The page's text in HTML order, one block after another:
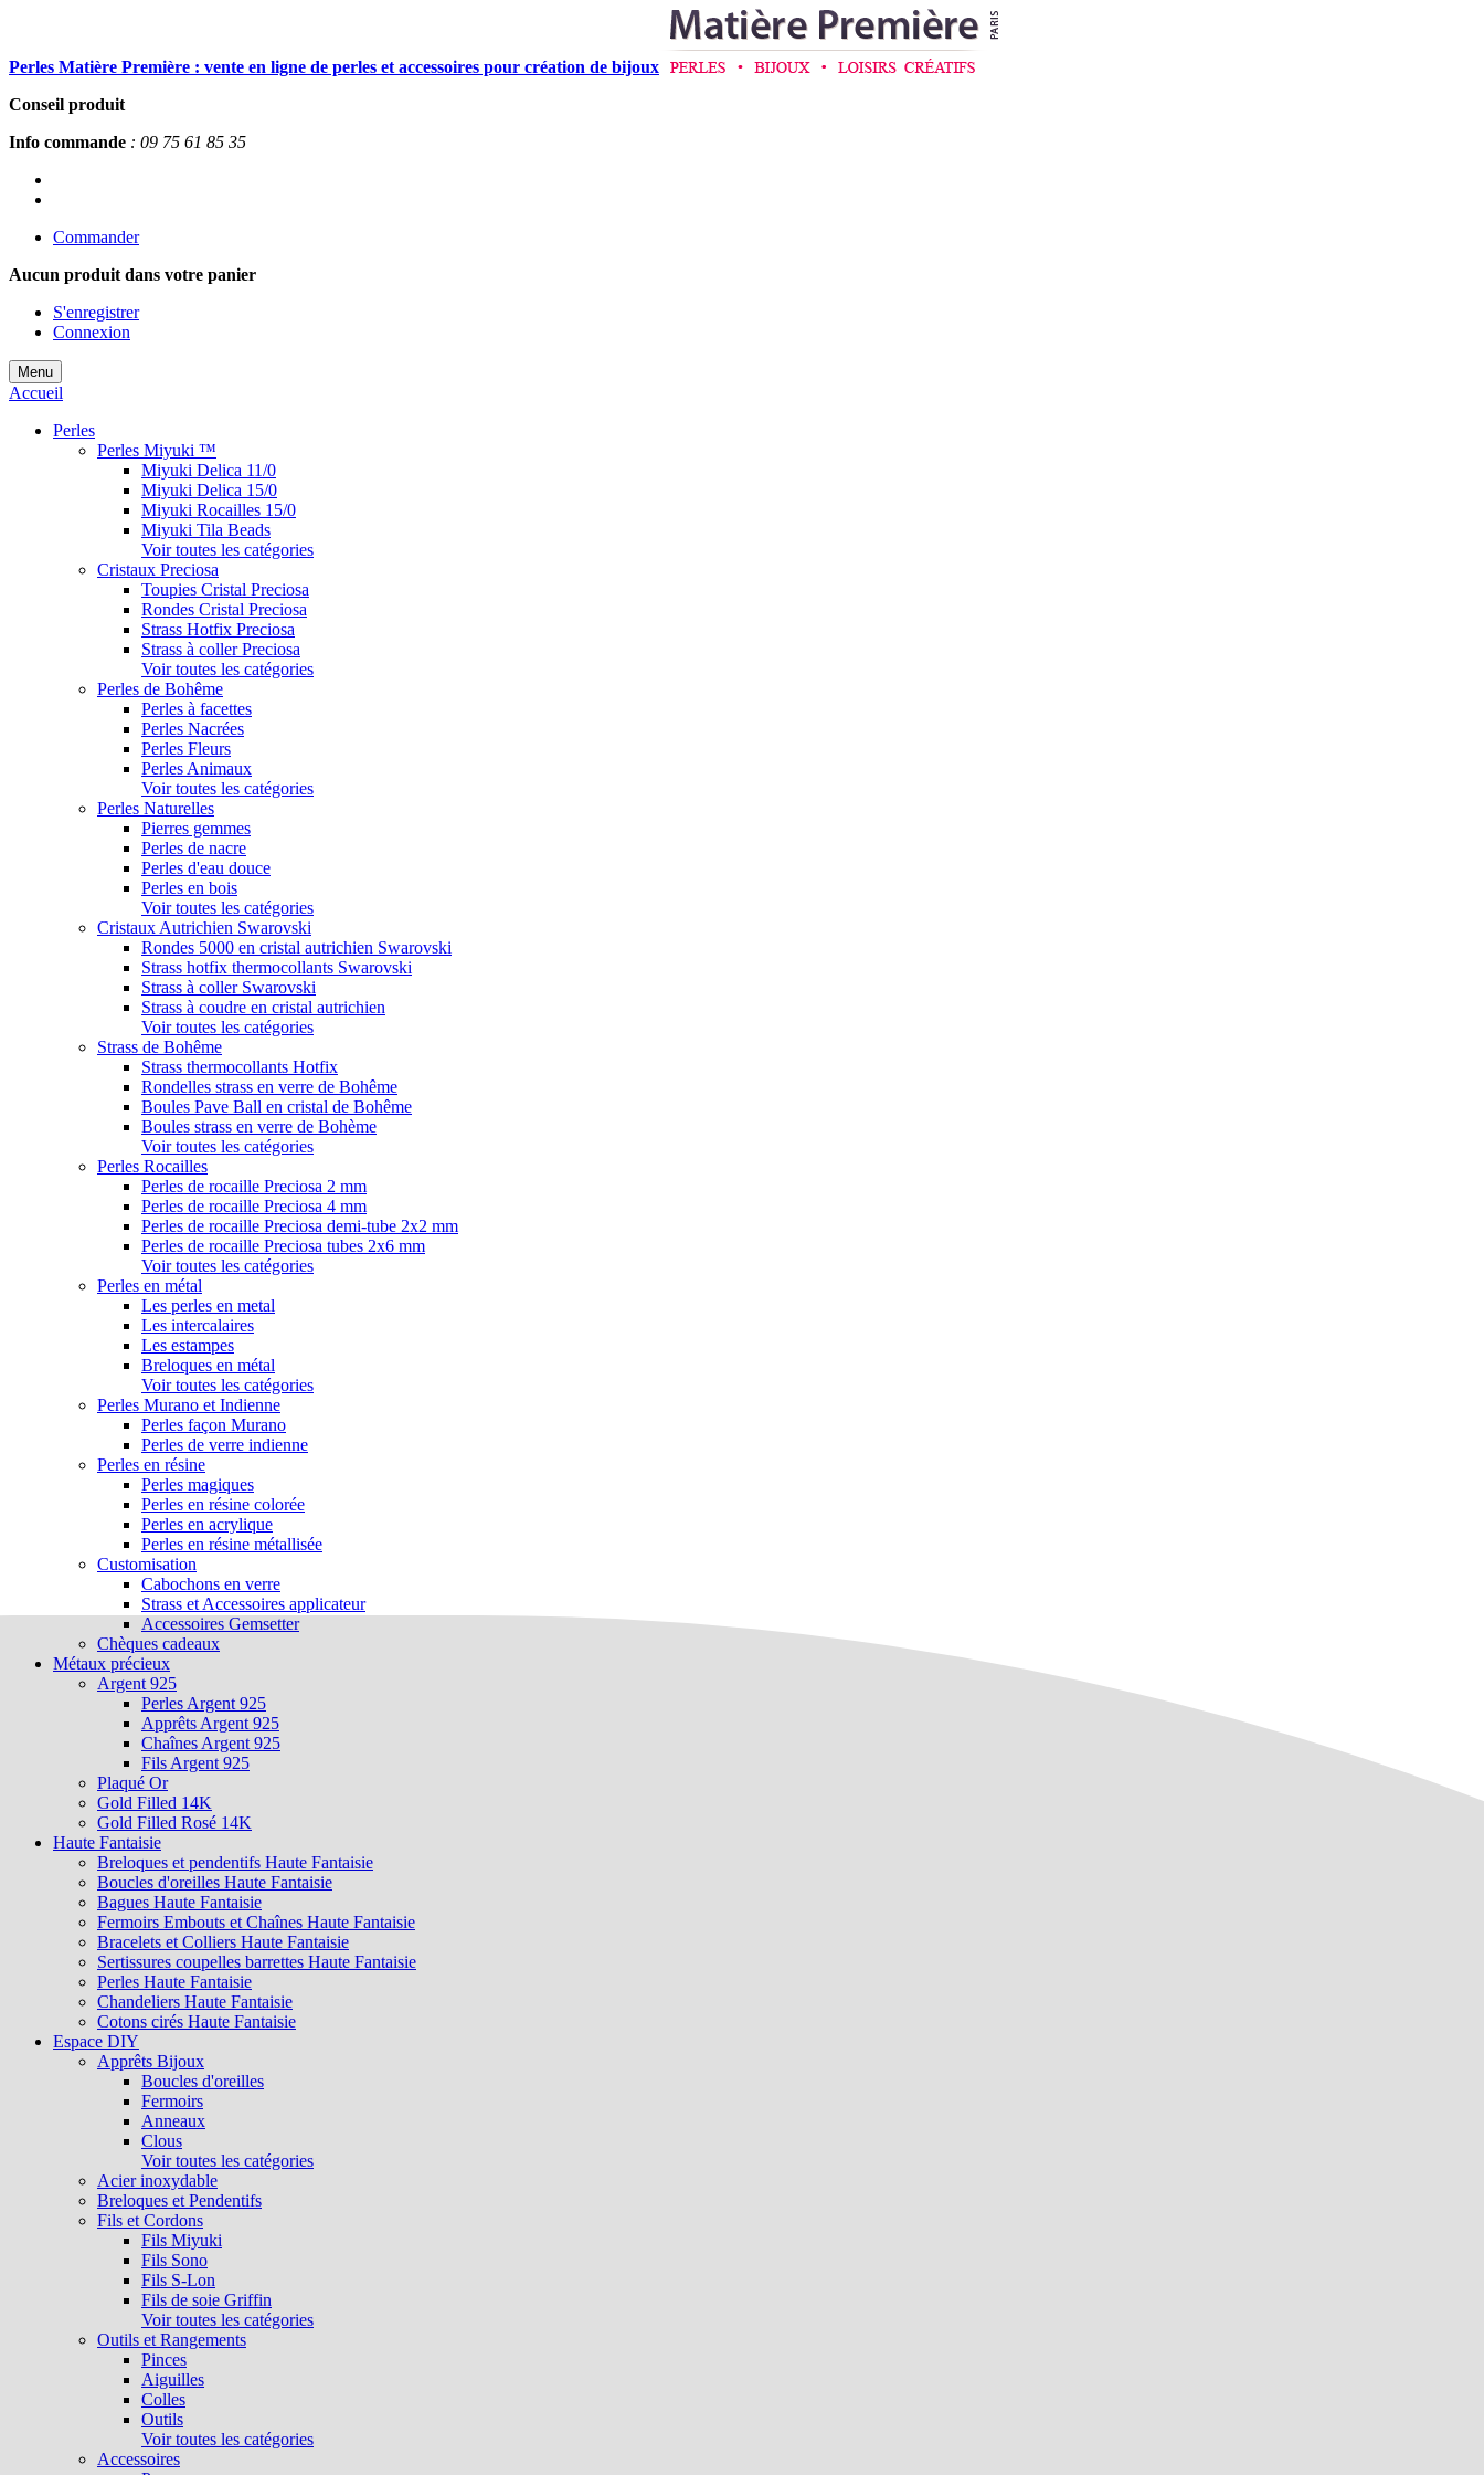
Perles Matière Première : vente en ligne de perles et accessoires pour création de bijoux
Conseil produit
Info commande : 09 75 61 85 35
Commander
Aucun produit dans votre panier
S'enregistrer
Connexion
Menu
Accueil
Perles
Perles Miyuki ™
Miyuki Delica 11/0
Miyuki Delica 15/0
Miyuki Rocailles 15/0
Miyuki Tila Beads
Voir toutes les catégories
Cristaux Preciosa
Toupies Cristal Preciosa
Rondes Cristal Preciosa
Strass Hotfix Preciosa
Strass à coller Preciosa
Voir toutes les catégories
Perles de Bohême
Perles à facettes
Perles Nacrées
Perles Fleurs
Perles Animaux
Voir toutes les catégories
Perles Naturelles
Pierres gemmes
Perles de nacre
Perles d'eau douce
Perles en bois
Voir toutes les catégories
Cristaux Autrichien Swarovski
Rondes 5000 en cristal autrichien Swarovski
Strass hotfix thermocollants Swarovski
Strass à coller Swarovski
Strass à coudre en cristal autrichien
Voir toutes les catégories
Strass de Bohême
Strass thermocollants Hotfix
Rondelles strass en verre de Bohême
Boules Pave Ball en cristal de Bohême
Boules strass en verre de Bohème
Voir toutes les catégories
Perles Rocailles
Perles de rocaille Preciosa 2 mm
Perles de rocaille Preciosa 4 mm
Perles de rocaille Preciosa demi-tube 2x2 mm
Perles de rocaille Preciosa tubes 2x6 mm
Voir toutes les catégories
Perles en métal
Les perles en metal
Les intercalaires
Les estampes
Breloques en métal
Voir toutes les catégories
Perles Murano et Indienne
Perles façon Murano
Perles de verre indienne
Perles en résine
Perles magiques
Perles en résine colorée
Perles en acrylique
Perles en résine métallisée
Customisation
Cabochons en verre
Strass et Accessoires applicateur
Accessoires Gemsetter
Chèques cadeaux
Métaux précieux
Argent 925
Perles Argent 925
Apprêts Argent 925
Chaînes Argent 925
Fils Argent 925
Plaqué Or
Gold Filled 14K
Gold Filled Rosé 14K
Haute Fantaisie
Breloques et pendentifs Haute Fantaisie
Boucles d'oreilles Haute Fantaisie
Bagues Haute Fantaisie
Fermoirs Embouts et Chaînes Haute Fantaisie
Bracelets et Colliers Haute Fantaisie
Sertissures coupelles barrettes Haute Fantaisie
Perles Haute Fantaisie
Chandeliers Haute Fantaisie
Cotons cirés Haute Fantaisie
Espace DIY
Apprêts Bijoux
Boucles d'oreilles
Fermoirs
Anneaux
Clous
Voir toutes les catégories
Acier inoxydable
Breloques et Pendentifs
Fils et Cordons
Fils Miyuki
Fils Sono
Fils S-Lon
Fils de soie Griffin
Voir toutes les catégories
Outils et Rangements
Pinces
Aiguilles
Colles
Outils
Voir toutes les catégories
Accessoires